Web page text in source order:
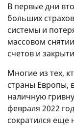
В первые дни
больших
системы и
массовом
счетов и
Многие из тех,
страны Европы,
наличную
февраля 2022
сократился еще